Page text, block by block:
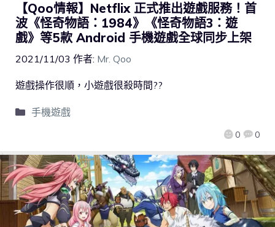
【Qoo情報】Netflix 正式推出遊戲服務！首
波《怪奇物語：1984》《怪奇物語3：遊
戲》等5款 Android 手機遊戲全球同步上架
2021/11/03 作者: Mr. Qoo
0 0
遊戲操作很順，小遊戲很殺時間??
手機遊戲